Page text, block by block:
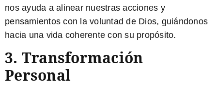
nos ayuda a alinear nuestras acciones y
pensamientos con la voluntad de Dios, guiándonos
hacia una vida coherente con su propósito.
3. Transformación
Personal